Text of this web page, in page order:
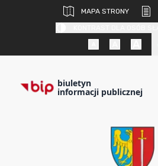
MAPA STRONY
biuletyn
informacji publicznej